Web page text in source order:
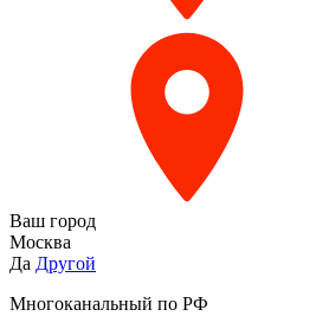
Ваш город
Москва
Да Другой
Многоканальный по РФ